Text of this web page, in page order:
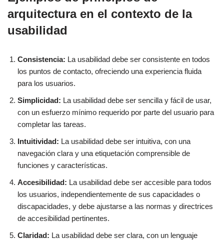
arquitectura en el contexto de la
usabilidad
Consistencia: La usabilidad debe ser consistente en todos
los puntos de contacto, ofreciendo una experiencia fluida
para los usuarios.
Simplicidad: La usabilidad debe ser sencilla y fácil de usar,
con un esfuerzo mínimo requerido por parte del usuario para
completar las tareas.
Intuitividad: La usabilidad debe ser intuitiva, con una
navegación clara y una etiquetación comprensible de
funciones y características.
Accesibilidad: La usabilidad debe ser accesible para todos
los usuarios, independientemente de sus capacidades o
discapacidades, y debe ajustarse a las normas y directrices
de accesibilidad pertinentes.
Claridad: La usabilidad debe ser clara, con un lenguaje